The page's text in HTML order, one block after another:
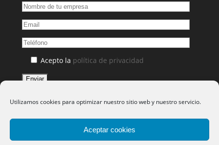
Utilizamos cookies para optimizar nuestro sitio web y nuestro servicio.
Aceptar cookies
Acepto la política de privacidad
formulario será FENEVAL. Los datos proporcionados serán tratados para remitirle
legal. Podrá acceder, rectificar y suprimir los datos, así como otros derechos, como se
explica en la información adicional, a través de la siguiente dirección:
Puede consultar más información en laPolítica de Privacidad.